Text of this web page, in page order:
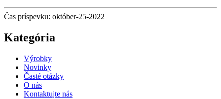
Čas príspevku: október-25-2022
Kategória
Výrobky
Novinky
Časté otázky
O nás
Kontaktujte nás